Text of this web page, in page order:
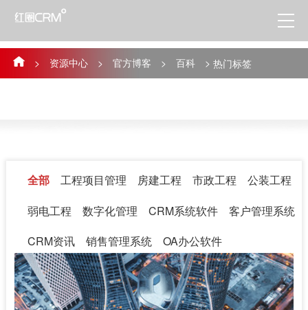
> 资源中心 > 官方博客 > 百科 > 热门标签
全部 工程项目管理 房建工程 市政工程
公装工程
弱电工程
数字化管理 CRM系统软件
客户管理系统
CRM资讯
销售管理系统 OA办公软件